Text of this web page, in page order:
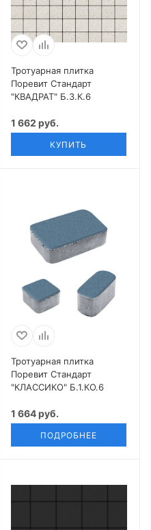
Тротуарная плитка
Поревит Стандарт
"КВАДРАТ" Б.3.К.6
1 662 руб.
КУПИТЬ
Тротуарная плитка
Поревит Стандарт
"КЛАССИКО" Б.1.КО.6
1 664 руб.
ПОДРОБНЕЕ